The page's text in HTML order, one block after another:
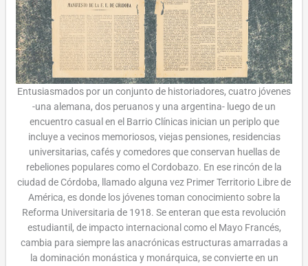
Entusiasmados por un conjunto de historiadores, cuatro jóvenes
-una alemana, dos peruanos y una argentina- luego de un
encuentro casual en el Barrio Clínicas inician un periplo que
incluye a vecinos memoriosos, viejas pensiones, residencias
universitarias, cafés y comedores que conservan huellas de
rebeliones populares como el Cordobazo. En ese rincón de la
ciudad de Córdoba, llamado alguna vez Primer Territorio Libre de
América, es donde los jóvenes toman conocimiento sobre la
Reforma Universitaria de 1918. Se enteran que esta revolución
estudiantil, de impacto internacional como el Mayo Francés,
cambia para siempre las anacrónicas estructuras amarradas a
la dominación monástica y monárquica, se convierte en un